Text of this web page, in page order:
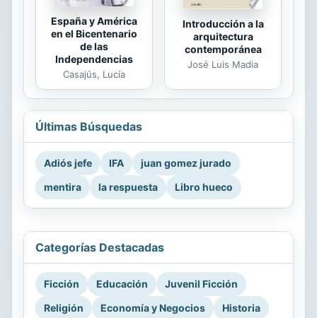
España y América
en el Bicentenario
de las
Independencias
Casajús, Lucía
Introducción a la
arquitectura
contemporánea
José Luis Madia
Últimas Búsquedas
Adiós jefe IFA
juan gomez jurado
mentira
la respuesta Libro hueco
Categorías Destacadas
Ficción Educación
Juvenil Ficción
Religión
Economía y Negocios Historia